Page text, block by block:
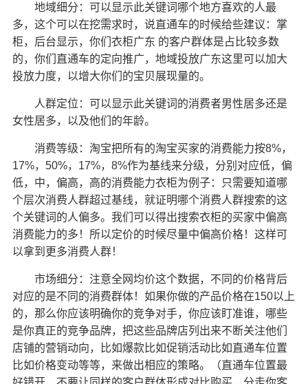
地域细分：可以显示此关键词哪个地方喜欢的人最
多，这个可以在挖需求时，说直通车的时候给些建议：掌
柜，后台显示，你们衣柜广东 的客户群体是占比较多数
的，你们直通车的定向推广，地域投放广东这里可以加大
投放力度，以增大你们的宝贝展现量的。
人群定位：可以显示此关键词的消费者男性居多还是
女性居多，以及他们的年龄。
消费等级：淘宝把所有的淘宝买家的消费能力按8%，
17%，50%，17%，8%作为基线来分级，分别对应低，偏
低，中，偏高，高的消费能力衣柜为例子：只需要知道哪
个层次消费人群超过基线，就证明哪个消费人群搜索的这
个关键词的人偏多。我们可以得出搜索衣柜的买家中偏高
消费能力的多！所以定价的时候尽量中偏高价格！这样可
以拿到更多消费人群！
市场细分：注意全网均价这个数据，不同的价格背后
对应的是不同的消费群体！如果你做的产品价格在150以上
的，那么你应该明确你的竞争对手，你应该盯准谁，哪些
是你真正的竞争品牌，把这些品牌店列出来不断关注他们
店铺的营销动向，比如爆款比如促销活动比如直通车位置
比如价格变动等等，来做出相应的策略。（直通车位置最